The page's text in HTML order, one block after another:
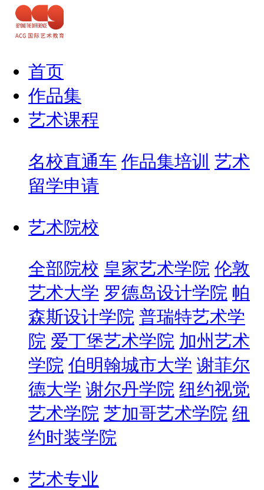
首页
作品集
艺术课程
名校直通车 作品集培训 艺术
留学申请
艺术院校
全部院校 皇家艺术学院 伦敦
艺术大学 罗德岛设计学院 帕
森斯设计学院 普瑞特艺术学
院 爱丁堡艺术学院 加州艺术
学院 伯明翰城市大学 谢菲尔
德大学 谢尔丹学院 纽约视觉
艺术学院 芝加哥艺术学院 纽
约时装学院
艺术专业